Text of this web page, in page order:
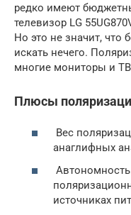
редко имеют
телевизор LG
Но это не значит, что
искать нечего.
многие мониторы и ТВ
Плюсы
Вес
анаглифных
источниках